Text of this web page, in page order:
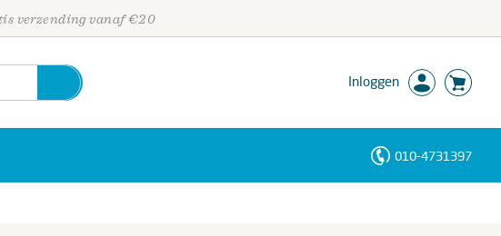
verzending vanaf €20
Inloggen
010-4731397
Personen